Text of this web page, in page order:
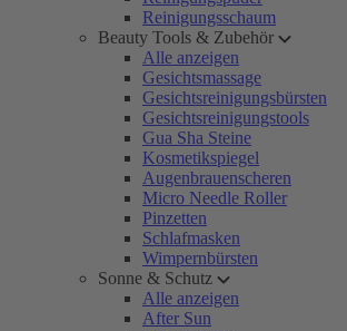
Reinigungsschaum
Beauty Tools & Zubehör
Alle anzeigen
Gesichtsmassage
Gesichtsreinigungsbürsten
Gesichtsreinigungstools
Gua Sha Steine
Kosmetikspiegel
Augenbrauenscheren
Micro Needle Roller
Pinzetten
Schlafmasken
Wimpernbürsten
Sonne & Schutz
Alle anzeigen
After Sun